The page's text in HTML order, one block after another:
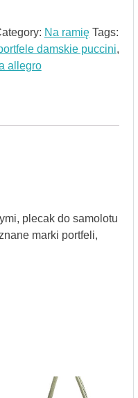
Na ramię Tags:
damskie puccini,
allegro
plecak do samolotu
marki portfeli,